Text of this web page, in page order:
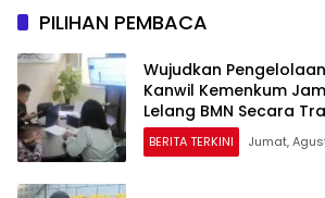
Perkuat Jaringan
Persemaian Nasional*
PILIHAN PEMBACA
Wujudkan
Kanwil Kemenkum
Lelang BMN Secara
BERITA TERKINI Jumat,